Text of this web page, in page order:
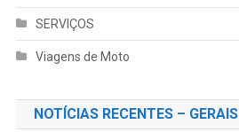
SERVIÇOS
Viagens de Moto
NOTÍCIAS RECENTES – GERAIS